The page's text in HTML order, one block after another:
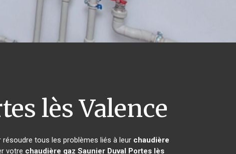
lès Valence
tous les problèmes liés à leur chaudière
votre chaudière gaz Saunier Duval Portes lès